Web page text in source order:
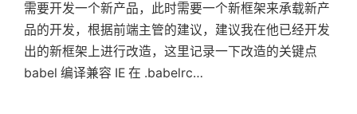
需要开发一个新产品，此时需要一个新框架来承载新产
品的开发，根据前端主管的建议，建议我在他已经开发
出的新框架上进行改造，这里记录一下改造的关键点
babel 编译兼容 IE 在 .babelrc…